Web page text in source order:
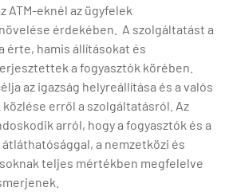
ATM-eknél az ügyfelek
érdekében. A szolgáltatást a
érte, hamis állításokat és
a fogyasztók körében.
az igazság helyreállítása és a valós
erről a szolgáltatásról. Az
arról, hogy a fogyasztók és a
a nemzetközi és
teljes mértékben megfelelve